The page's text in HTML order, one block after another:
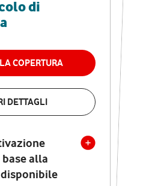
di
COPERTURA
DETTAGLI
alla
+ VODAFONE CLUB
LA COPERTURA
di attivazione
in base alla
disponibile